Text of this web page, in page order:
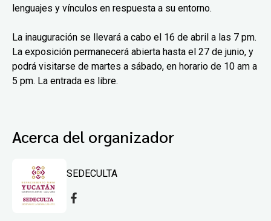
lenguajes y vínculos en respuesta a su entorno.
La inauguración se llevará a cabo el 16 de abril a las 7 pm.
La exposición permanecerá abierta hasta el 27 de junio, y
podrá visitarse de martes a sábado, en horario de 10 am a
5 pm. La entrada es libre.
Acerca del organizador
SEDECULTA